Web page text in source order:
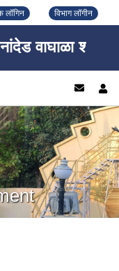
लॉगिन विभाग लॉगीन
नांदेड वाघाळा शहर